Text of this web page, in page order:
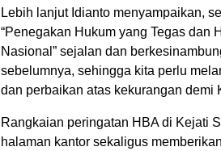
Lebih lanjut Idianto menyampaikan,
“Penegakan Hukum yang Tegas dan
Nasional” sejalan dan
sebelumnya, sehingga kita perlu
dan perbaikan atas kekurangan demi
Rangkaian peringatan HBA di Kejati
halaman kantor sekaligus